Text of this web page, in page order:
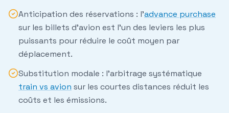
Anticipation des réservations : l'advance purchase
sur les billets d'avion est l'un des leviers les plus
puissants pour réduire le coût moyen par
déplacement.
Substitution modale : l'arbitrage systématique
train vs avion sur les courtes distances réduit les
coûts et les émissions.